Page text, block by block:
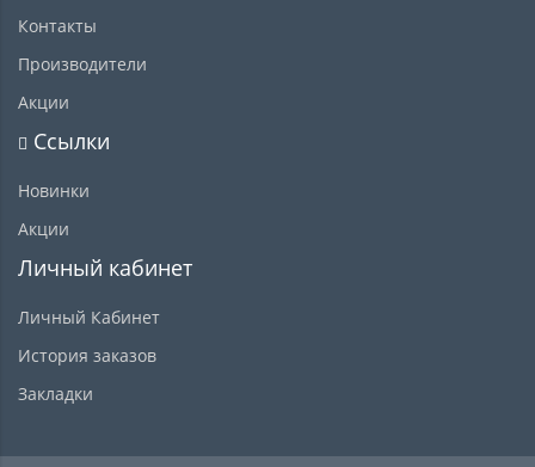
Контакты
Производители
Акции
Ссылки
Новинки
Акции
Личный кабинет
Личный Кабинет
История заказов
Закладки